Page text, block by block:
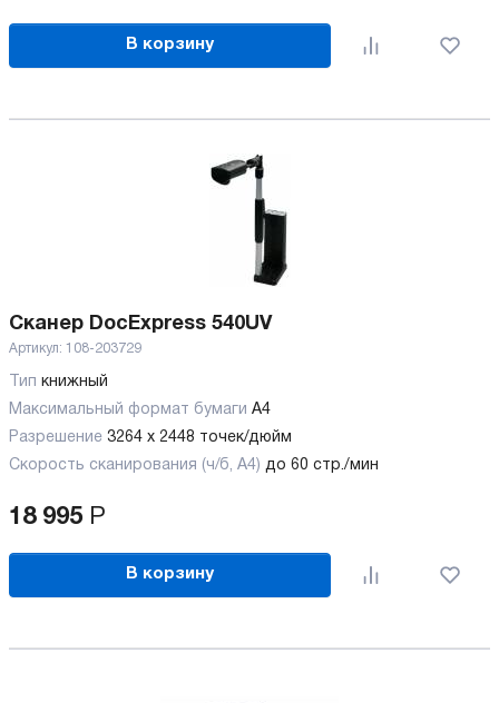
В корзину
Сканер DocExpress 540UV
Артикул: 108-203729
Тип книжный
Максимальный формат бумаги А4
Разрешение 3264 x 2448 точек/дюйм
Скорость сканирования (ч/б, А4) до 60 стр./мин
18 995 Р
В корзину